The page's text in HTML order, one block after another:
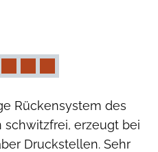
Rückensystem des
erzeugt bei
Druckstellen. Sehr